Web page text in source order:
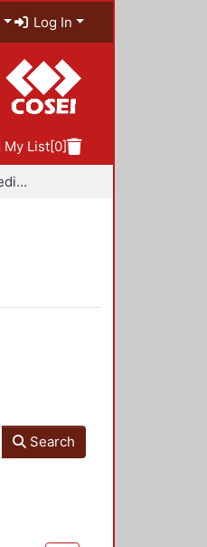
Log In
My List[0]
v. Diseño Industrial - Medio Ambiente
Search